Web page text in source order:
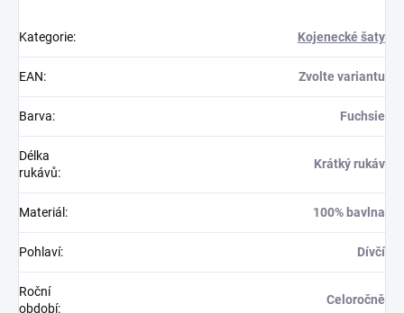
Kategorie: Kojenecké šaty
EAN: Zvolte variantu
Barva: Fuchsie
Délka
rukávů:
Krátký rukáv
Materiál : 100% bavlna
Pohlaví: Dívčí
Roční
období:
Celoročně